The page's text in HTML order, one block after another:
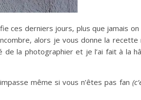
ces derniers jours, plus que jamais
alors je vous donne la
la photographier et je l’ai fait à la
même si vous n’êtes pas fan